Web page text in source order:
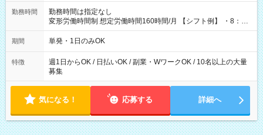
勤務時間
勤務時間は指定なし
変形労働時間制 想定労働時間160時間/月 【シフト例】 ・8：00
～21：00
期間 単発・1日のみOK
特徴
週1日からOK / 日払いOK / 副業・WワークOK / 10名以上の大量
募集
気になる！ 応募する 詳細へ